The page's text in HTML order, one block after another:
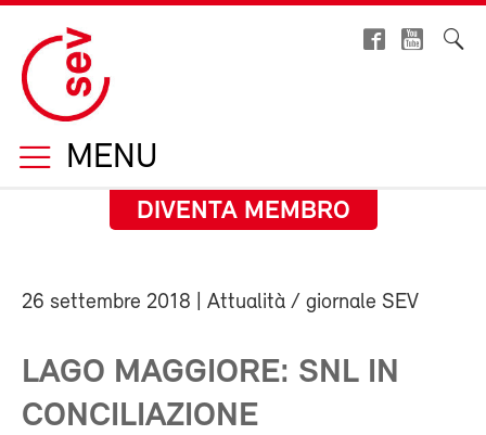
MENU
DIVENTA MEMBRO
26 settembre 2018 | Attualità / giornale SEV
LAGO MAGGIORE: SNL IN
CONCILIAZIONE